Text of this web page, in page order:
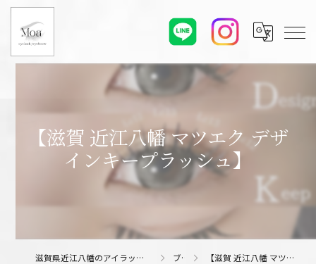
【滋賀 近江八幡 マツエク デザ
インキープラッシュ】
滋賀県近江八幡のアイラッシュサロンならMoa eyelash/eyebrow ブログ 【滋賀 近江八幡 マツエク デザインキープラッシュ】